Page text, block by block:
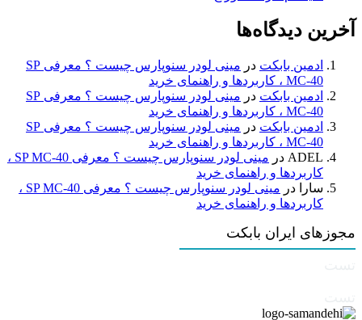
آخرین دیدگاه‌ها
ادمین بابکت در
مینی لودر سنوپارس چیست ؟ معرفی SP
MC-40 ، کاربردها و راهنمای خرید
ادمین بابکت در
مینی لودر سنوپارس چیست ؟ معرفی SP
MC-40 ، کاربردها و راهنمای خرید
ادمین بابکت در
مینی لودر سنوپارس چیست ؟ معرفی SP
MC-40 ، کاربردها و راهنمای خرید
ADEL در
مینی لودر سنوپارس چیست ؟ معرفی SP MC-40 ،
کاربردها و راهنمای خرید
سارا
در
مینی لودر سنوپارس چیست ؟ معرفی SP MC-40 ،
کاربردها و راهنمای خرید
مجوزهای ایران بابکت